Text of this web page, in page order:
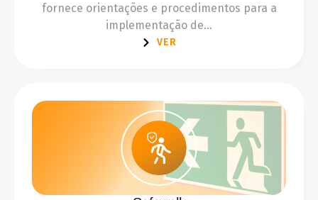
fornece orientações e procedimentos para a
implementação de...
VER